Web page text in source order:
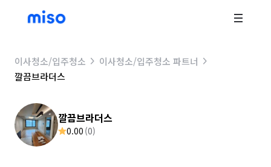
이사청소/입주청소
이사청소/입주청소 파트너
깔끔브라더스
깔끔브라더스
0.00 (0)